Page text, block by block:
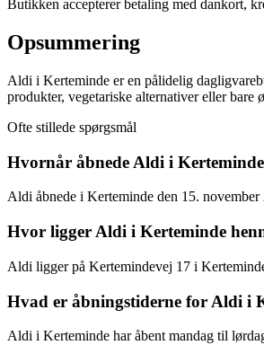
Butikken accepterer betaling med dankort,
Opsummering
Aldi i Kerteminde er en pålidelig
produkter, vegetariske alternativer eller bare
Ofte stillede spørgsmål
Hvornår åbnede Aldi i
Aldi åbnede i Kerteminde den 15. november
Hvor ligger Aldi i Kerteminde
Aldi ligger på Kertemindevej 17 i
Hvad er åbningstiderne for Aldi i
Aldi i Kerteminde har åbent mandag til